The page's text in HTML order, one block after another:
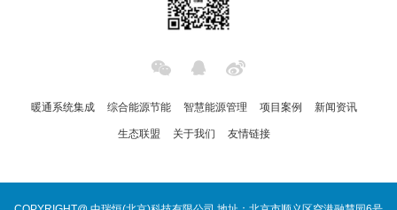
暖通系统集成 综合能源节能 智慧能源管理 项目案例 新闻资讯
生态联盟 关于我们 友情链接